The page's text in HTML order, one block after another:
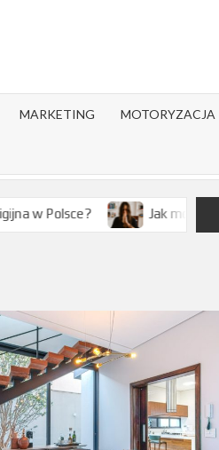
MARKETING MOTORYZACJA
Jak modlitwa wpływa na